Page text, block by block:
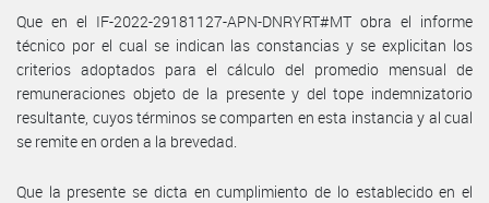
Que en el IF-2022-29181127-APN-DNRYRT#MT obra el informe
técnico por el cual se indican las constancias y se explicitan los
criterios adoptados para el cálculo del promedio mensual de
remuneraciones objeto de la presente y del tope indemnizatorio
resultante, cuyos términos se comparten en esta instancia y al cual
se remite en orden a la brevedad.
Que la presente se dicta en cumplimiento de lo establecido en el